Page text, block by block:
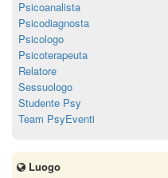
Psicoanalista
Psicodiagnosta
Psicologo
Psicoterapeuta
Relatore
Sessuologo
Studente Psy
Team PsyEventi
Luogo